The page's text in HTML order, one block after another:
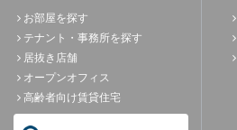
お部屋を探す
テナント・事務所を探す
居抜き店舗
オープンオフィス
高齢者向け賃貸住宅